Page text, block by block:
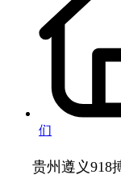
们
贵州遵义918